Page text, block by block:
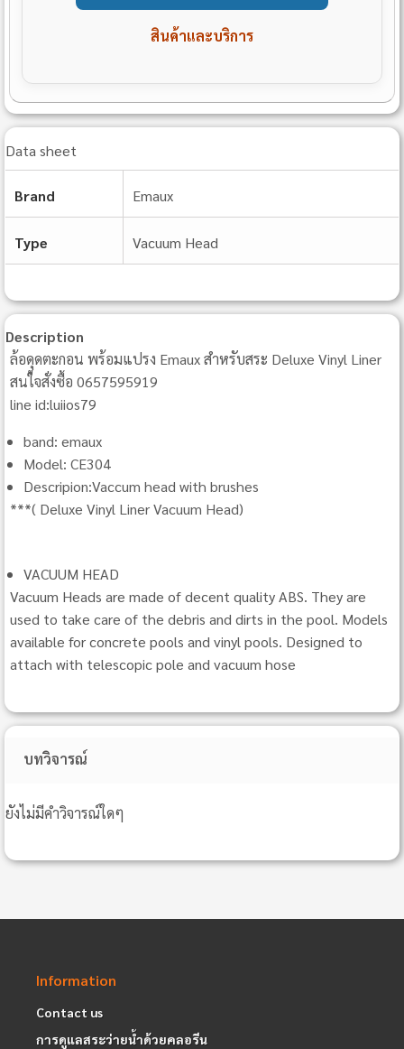
สินค้าและบริการ
Data sheet
Brand Emaux
Type Vacuum Head
Description
ล้อดุูดตะกอน พร้อมแปรง Emaux สำหรับสระ Deluxe Vinyl Liner
สนใจสั่งซื้อ 0657595919
line id:luiios79
band: emaux
Model: CE304
Descripion:Vaccum head with brushes
***( Deluxe Vinyl Liner Vacuum Head)
VACUUM HEAD
Vacuum Heads are made of decent quality ABS. They are
used to take care of the debris and dirts in the pool. Models
available for concrete pools and vinyl pools. Designed to
attach with telescopic pole and vacuum hose
บทวิจารณ์
ยังไม่มีคำวิจารณ์ใดๆ
Information
Contact us
การดูแลสระว่ายน้ำด้วยคลอรีน